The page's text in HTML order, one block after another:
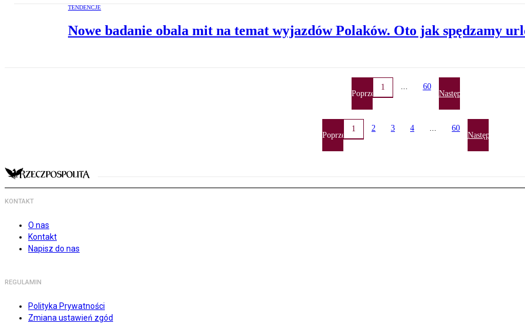
TENDENCJE
Nowe badanie obala mit na temat wyjazdów Polaków. Oto jak spędzamy
Poprzednia
1 ... 60
Następna
Poprzednia
1 2 3 4 ... 60
Następna
KONTAKT
O nas
Kontakt
Napisz do nas
REGULAMIN
Polityka Prywatności
Zmiana ustawień zgód